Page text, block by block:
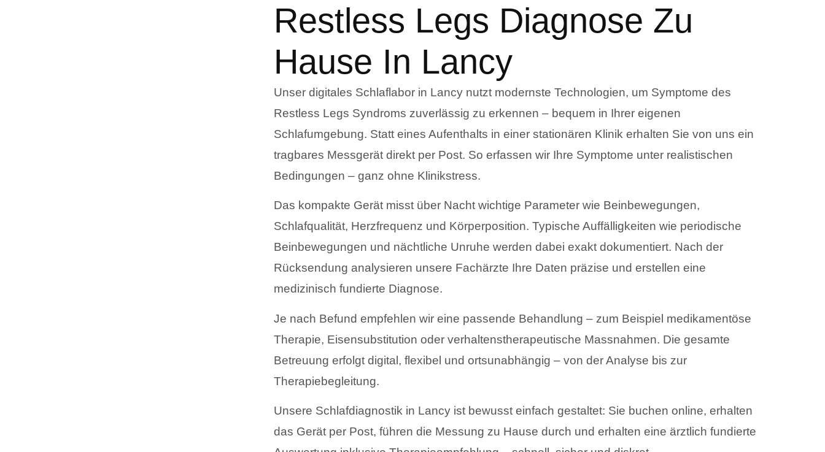
Restless Legs Diagnose Zu
Hause In Lancy
Unser digitales Schlaflabor in Lancy nutzt modernste Technologien, um Symptome des
Restless Legs Syndroms zuverlässig zu erkennen – bequem in Ihrer eigenen
Schlafumgebung. Statt eines Aufenthalts in einer stationären Klinik erhalten Sie von uns ein
tragbares Messgerät direkt per Post. So erfassen wir Ihre Symptome unter realistischen
Bedingungen – ganz ohne Klinikstress.
Das kompakte Gerät misst über Nacht wichtige Parameter wie Beinbewegungen,
Schlafqualität, Herzfrequenz und Körperposition. Typische Auffälligkeiten wie periodische
Beinbewegungen und nächtliche Unruhe werden dabei exakt dokumentiert. Nach der
Rücksendung analysieren unsere Fachärzte Ihre Daten präzise und erstellen eine
medizinisch fundierte Diagnose.
Je nach Befund empfehlen wir eine passende Behandlung – zum Beispiel medikamentöse
Therapie, Eisensubstitution oder verhaltenstherapeutische Massnahmen. Die gesamte
Betreuung erfolgt digital, flexibel und ortsunabhängig – von der Analyse bis zur
Therapiebegleitung.
Unsere Schlafdiagnostik in Lancy ist bewusst einfach gestaltet: Sie buchen online, erhalten
das Gerät per Post, führen die Messung zu Hause durch und erhalten eine ärztlich fundierte